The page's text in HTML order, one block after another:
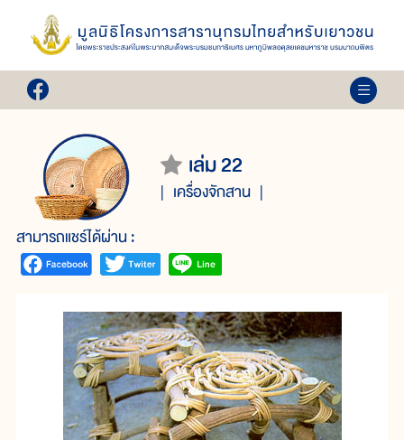
เล่ม 22
เครื่องจักสาน
สามารถแชร์ได้ผ่าน :